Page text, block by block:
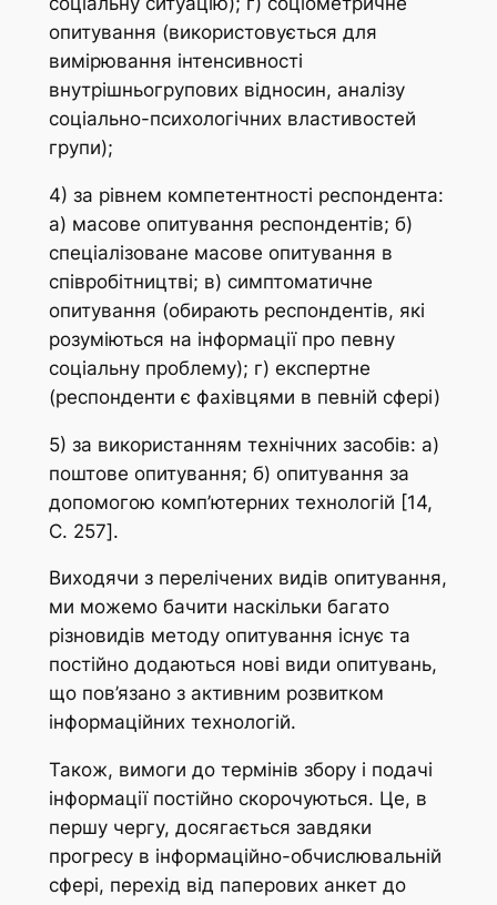
опитування (використовується для
вимірювання інтенсивності
внутрішньогрупових відносин, аналізу
соціально-психологічних властивостей
групи);
4) за рівнем компетентності респондента:
а) масове опитування респондентів; б)
спеціалізоване масове опитування в
співробітництві; в) симптоматичне
опитування (обирають респондентів, які
розуміються на інформації про певну
соціальну проблему); г) експертне
(респонденти є фахівцями в певній сфері)
5) за використанням технічних засобів: а)
поштове опитування; б) опитування за
допомогою комп’ютерних технологій [14,
C. 257].
Виходячи з перелічених видів опитування,
ми можемо бачити наскільки багато
різновидів методу опитування існує та
постійно додаються нові види опитувань,
що пов’язано з активним розвитком
інформаційних технологій.
Також, вимоги до термінів збору і подачі
інформації постійно скорочуються. Це, в
першу чергу, досягається завдяки
прогресу в інформаційно-обчислювальній
сфері, перехід від паперових анкет до